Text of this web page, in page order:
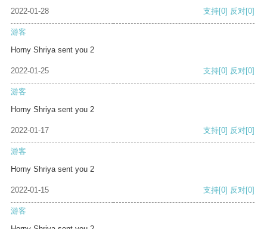
2022-01-28 支持[0] 反对[0]
游客
Horny Shriya sent you 2
2022-01-25 支持[0] 反对[0]
游客
Horny Shriya sent you 2
2022-01-17 支持[0] 反对[0]
游客
Horny Shriya sent you 2
2022-01-15 支持[0] 反对[0]
游客